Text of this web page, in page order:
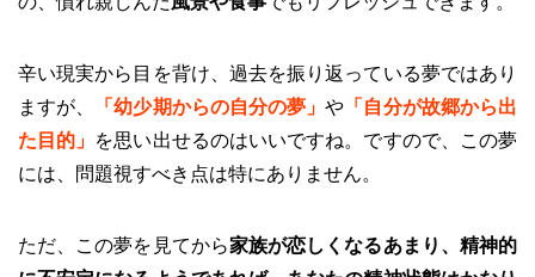
辛い現実から目を背け、過去を振り返っている夢ではあり
ますが、
「幼少期からの自分の夢」や 「自分が故郷から出
た目的」 を思い出せるのはいいですね。ですので、この夢
には、問題視すべき点は特にありません。
ただ、この夢を見てから家族が恋しくなるあまり、精神的